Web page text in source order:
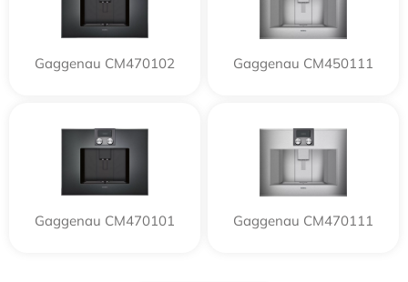
Gaggenau CM470102 Gaggenau CM450111
Gaggenau CM470101 Gaggenau CM470111